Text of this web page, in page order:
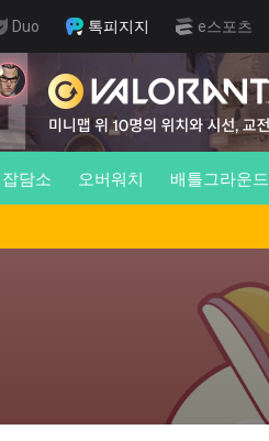
Duo 톡피지지 e스포츠
잡담소 오버워치 배틀그라운드